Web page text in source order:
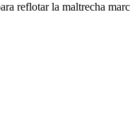
reflotar la maltrecha